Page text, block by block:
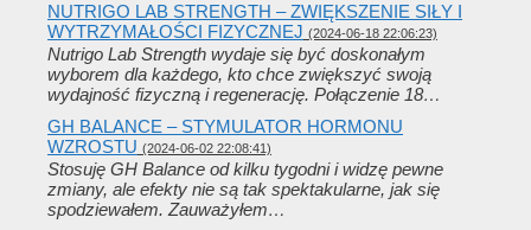
NUTRIGO LAB STRENGTH – ZWIĘKSZENIE SIŁY I
WYTRZYMAŁOŚCI FIZYCZNEJ (2024-06-18 22:06:23)
Nutrigo Lab Strength wydaje się być doskonałym
wyborem dla każdego, kto chce zwiększyć swoją
wydajność fizyczną i regenerację. Połączenie 18…
GH BALANCE – STYMULATOR HORMONU
WZROSTU (2024-06-02 22:08:41)
Stosuję GH Balance od kilku tygodni i widzę pewne
zmiany, ale efekty nie są tak spektakularne, jak się
spodziewałem. Zauważyłem…